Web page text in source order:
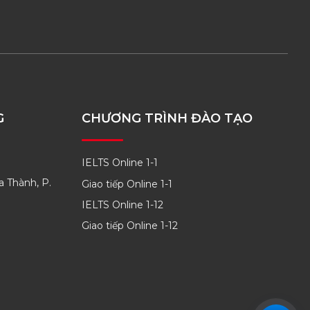
Thành, P.
CHƯƠNG TRÌNH ĐÀO TẠO
IELTS Online 1-1
Giao tiếp Online 1-1
IELTS Online 1-12
Giao tiếp Online 1-12